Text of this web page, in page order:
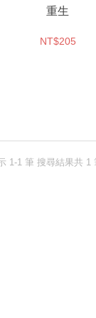
重生
NT$205
1-1 筆 搜尋結果共 1